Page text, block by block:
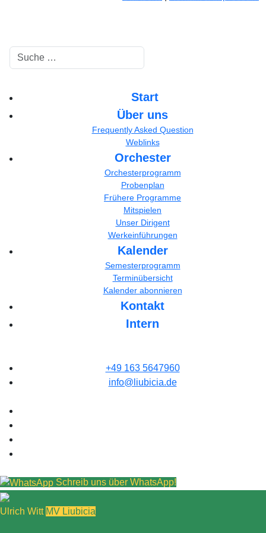
Suchen
Start
Über uns
Frequently Asked Question
Weblinks
Orchester
Orchesterprogramm
Probenplan
Frühere Programme
Mitspielen
Unser Dirigent
Werkeinführungen
Kalender
Semesterprogramm
Terminübersicht
Kalender abonnieren
Kontakt
Intern
+49 163 5647960
info@liubicia.de
Schreib uns über WhatsApp!
Ulrich Witt MV Liubicia